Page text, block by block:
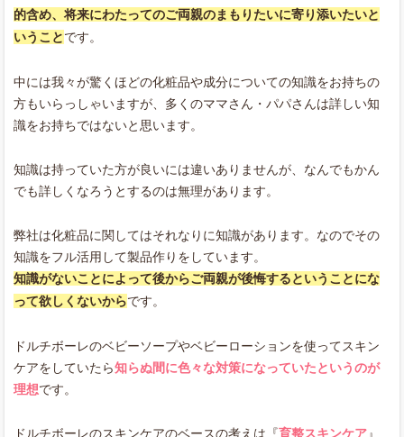
的含め、将来にわたってのご両親のまもりたいに寄り添いたいと
いうことです。
中には我々が驚くほどの化粧品や成分についての知識をお持ちの
方もいらっしゃいますが、多くのママさん・パパさんは詳しい知
識をお持ちではないと思います。
知識は持っていた方が良いには違いありませんが、なんでもかん
でも詳しくなろうとするのは無理があります。
弊社は化粧品に関してはそれなりに知識があります。なのでその
知識をフル活用して製品作りをしています。
知識がないことによって後からご両親が後悔するということにな
って欲しくないからです。
ドルチボーレのベビーソープやベビーローションを使ってスキン
ケアをしていたら知らぬ間に色々な対策になっていたというのが
理想です。
ドルチボーレのスキンケアのベースの考えは『育整スキンケア』